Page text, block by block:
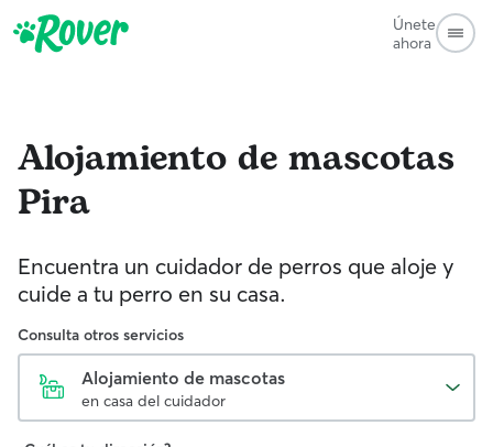
Únete
ahora
Alojamiento de mascotas
Pira
Encuentra un cuidador de perros que aloje y
cuide a tu perro en su casa.
Consulta otros servicios
Alojamiento de mascotas
en casa del cuidador